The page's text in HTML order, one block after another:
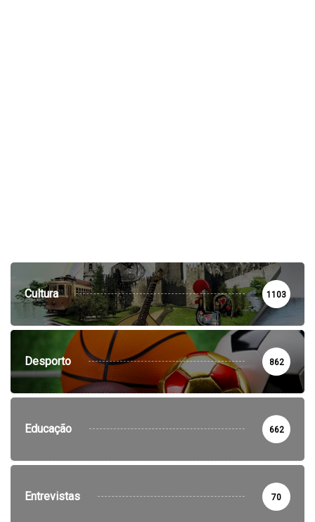
Cultura 1103
Desporto 862
Educação 662
Entrevistas 70